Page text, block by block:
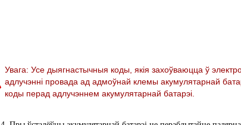
Увага: Усе дыягнастычныя коды, якія захоўваюцца ў
адлучэнні провада ад адмоўнай клемы акумулятарнай
коды перад адлучэннем акумулятарнай батарэі.